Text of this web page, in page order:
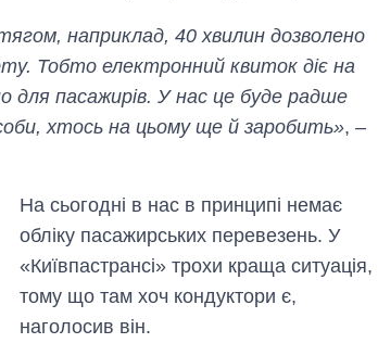
наприклад, 40 хвилин дозволено
Тобто електронний квиток діє на
для пасажирів. У нас це буде радше
хтось на цьому ще й заробить», –
На сьогодні в нас в принципі немає
обліку пасажирських перевезень. У
«Київпастрансі» трохи краща ситуація,
тому що там хоч кондуктори є,
наголосив він.